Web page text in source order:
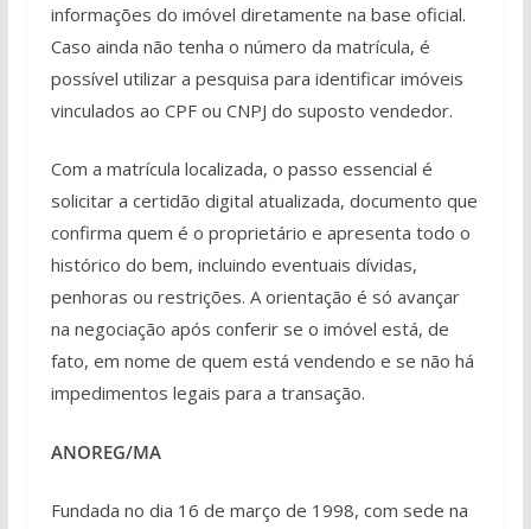
informações do imóvel diretamente na base oficial.
Caso ainda não tenha o número da matrícula, é
possível utilizar a pesquisa para identificar imóveis
vinculados ao CPF ou CNPJ do suposto vendedor.
Com a matrícula localizada, o passo essencial é
solicitar a certidão digital atualizada, documento que
confirma quem é o proprietário e apresenta todo o
histórico do bem, incluindo eventuais dívidas,
penhoras ou restrições. A orientação é só avançar
na negociação após conferir se o imóvel está, de
fato, em nome de quem está vendendo e se não há
impedimentos legais para a transação.
ANOREG/MA
Fundada no dia 16 de março de 1998, com sede na